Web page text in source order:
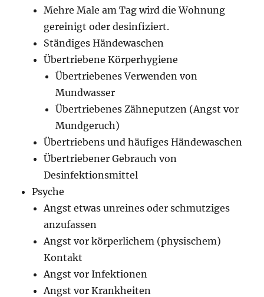
Mehre Male am Tag wird die Wohnung
gereinigt oder desinfiziert.
Ständiges Händewaschen
Übertriebene Körperhygiene
Übertriebenes Verwenden von
Mundwasser
Übertriebenes Zähneputzen (Angst vor
Mundgeruch)
Übertriebens und häufiges Händewaschen
Übertriebener Gebrauch von
Desinfektionsmittel
Psyche
Angst etwas unreines oder schmutziges
anzufassen
Angst vor körperlichem (physischem)
Kontakt
Angst vor Infektionen
Angst vor Krankheiten